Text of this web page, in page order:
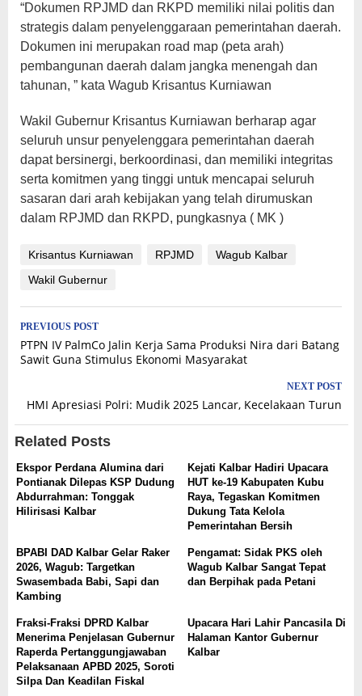
“Dokumen RPJMD dan RKPD memiliki nilai politis dan
strategis dalam penyelenggaraan pemerintahan daerah.
Dokumen ini merupakan road map (peta arah)
pembangunan daerah dalam jangka menengah dan
tahunan, ” kata Wagub Krisantus Kurniawan
Wakil Gubernur Krisantus Kurniawan berharap agar
seluruh unsur penyelenggara pemerintahan daerah
dapat bersinergi, berkoordinasi, dan memiliki integritas
serta komitmen yang tinggi untuk mencapai seluruh
sasaran dari arah kebijakan yang telah dirumuskan
dalam RPJMD dan RKPD, pungkasnya ( MK )
Krisantus Kurniawan RPJMD
Wagub Kalbar
Wakil Gubernur
Post
navigation
PREVIOUS POST
PTPN IV PalmCo Jalin Kerja Sama Produksi Nira dari Batang
Sawit Guna Stimulus Ekonomi Masyarakat
NEXT POST
HMI Apresiasi Polri: Mudik 2025 Lancar, Kecelakaan Turun
Related Posts
Ekspor Perdana Alumina dari
Pontianak Dilepas KSP Dudung
Abdurrahman: Tonggak
Hilirisasi Kalbar
Kejati Kalbar Hadiri Upacara
HUT ke-19 Kabupaten Kubu
Raya, Tegaskan Komitmen
Dukung Tata Kelola
Pemerintahan Bersih
BPABI DAD Kalbar Gelar Raker
2026, Wagub: Targetkan
Swasembada Babi, Sapi dan
Kambing
Pengamat: Sidak PKS oleh
Wagub Kalbar Sangat Tepat
dan Berpihak pada Petani
Fraksi-Fraksi DPRD Kalbar
Menerima Penjelasan Gubernur
Raperda Pertanggungjawaban
Pelaksanaan APBD 2025, Soroti
Silpa Dan Keadilan Fiskal
Upacara Hari Lahir Pancasila Di
Halaman Kantor Gubernur
Kalbar